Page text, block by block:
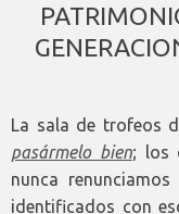
La sala de trofeos
pasármelo bien; los
nunca
identificados con